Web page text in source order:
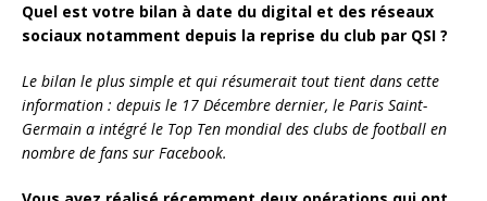
Quel est votre bilan à date du digital et des réseaux
sociaux notamment depuis la reprise du club par QSI ?
Le bilan le plus simple et qui résumerait tout tient dans cette
information : depuis le 17 Décembre dernier, le Paris Saint-
Germain a intégré le Top Ten mondial des clubs de football en
nombre de fans sur Facebook.